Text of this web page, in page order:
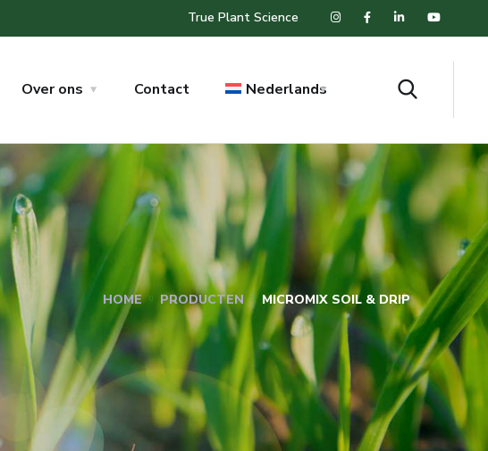
True Plant Science
Over ons Contact Nederlands
HOME PRODUCTEN MICROMIX SOIL & DRIP